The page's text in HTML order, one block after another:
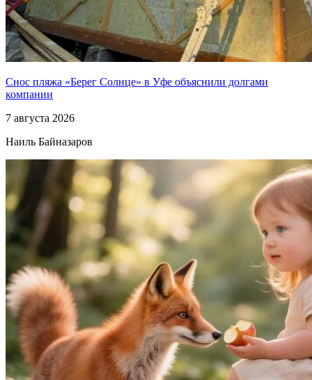
Снос пляжа «Берег Солнце» в Уфе объяснили долгами
компании
7 августа 2026
Наиль Байназаров